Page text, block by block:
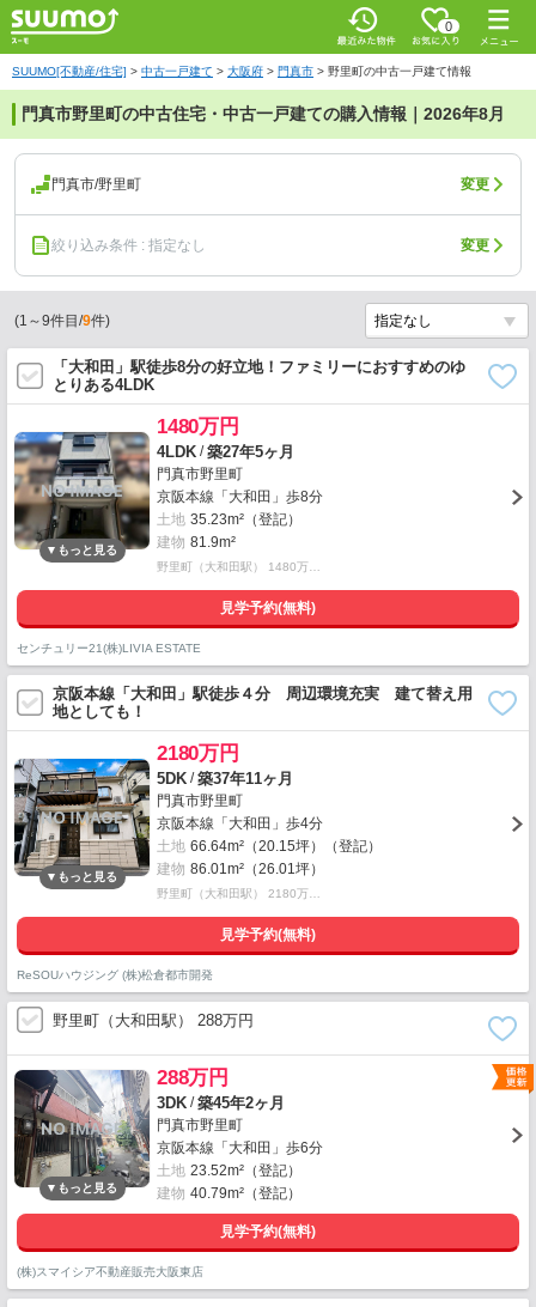
0
SUUMO[不動産/住宅] > 中古一戸建て > 大阪府 > 門真市 > 野里町の中古一戸建て情報
門真市野里町の中古住宅・中古一戸建ての購入情報｜2026年8月
門真市/野里町 変更
絞り込み条件 : 指定なし 変更
(1 ～9件目/9件)
「大和田」駅徒歩8分の好立地！ファミリーにおすすめのゆ
とりある4LDK
1480万円
4LDK /築27年5ヶ月
門真市野里町
京阪本線「大和田」歩8分
土地 35.23m²（登記）
建物 81.9m²
野里町（大和田駅） 1480万…
見学予約(無料)
センチュリー21(株)LIVIA ESTATE
京阪本線「大和田」駅徒歩４分 周辺環境充実 建て替え用
地としても！
2180万円
5DK /築37年11ヶ月
門真市野里町
京阪本線「大和田」歩4分
土地 66.64m²（20.15坪）（登記）
建物 86.01m²（26.01坪）
野里町（大和田駅） 2180万…
見学予約(無料)
ReSOUハウジング (株)松倉都市開発
野里町（大和田駅） 288万円
288万円
3DK /築45年2ヶ月
門真市野里町
京阪本線「大和田」歩6分
土地 23.52m²（登記）
建物 40.79m²（登記）
見学予約(無料)
(株)スマイシア不動産販売大阪東店